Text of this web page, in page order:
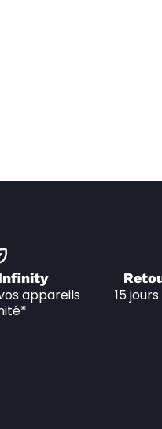
appareils
15